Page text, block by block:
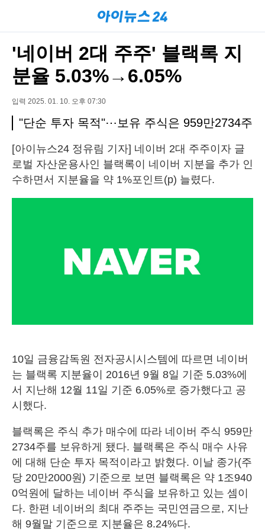
'네이버 2대 주주' 블랙록 지
분율 5.03%→6.05%
입력 2025. 01. 10. 오후 07:30
"단순 투자 목적"⋯보유 주식은 959만2734주
[아이뉴스24 정유림 기자] 네이버 2대 주주이자 글
로벌 자산운용사인 블랙록이 네이버 지분을 추가 인
수하면서 지분율을 약 1%포인트(p) 늘렸다.
10일 금융감독원 전자공시시스템에 따르면 네이버
는 블랙록 지분율이 2016년 9월 8일 기준 5.03%에
서 지난해 12월 11일 기준 6.05%로 증가했다고 공
시했다.
블랙록은 주식 추가 매수에 따라 네이버 주식 959만
2734주를 보유하게 됐다. 블랙록은 주식 매수 사유
에 대해 단순 투자 목적이라고 밝혔다. 이날 종가(주
당 20만2000원) 기준으로 보면 블랙록은 약 1조940
0억원에 달하는 네이버 주식을 보유하고 있는 셈이
다. 한편 네이버의 최대 주주는 국민연금으로, 지난
해 9월말 기준으로 지분율은 8.24%다.